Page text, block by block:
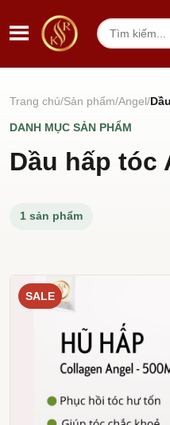
Tìm
Trang chủ Sản phẩm Angel
DANH MỤC SẢN PHẨM
Dầu hấp tóc
1 sản phẩm
SALE